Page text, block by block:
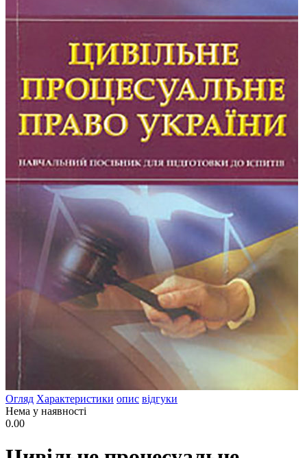
Огляд Характеристики опис відгуки
Нема у наявності
0.00